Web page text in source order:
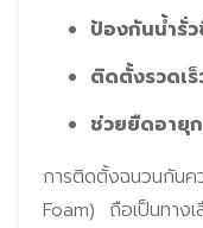
ป้องกันน้ำรั่ว
ติดตั้งรวดเร็
ช่วยยืดอายุ
การติดตั้งฉนวนกัน
Foam) ถือเป็นทาง